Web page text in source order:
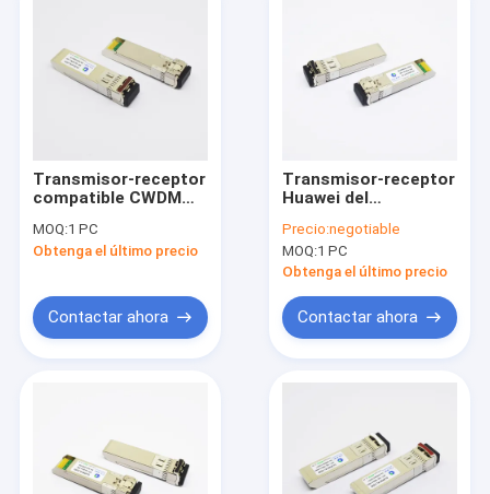
Sobre nosotros
Transmisor-receptor
compatible CWDM
fibra de MikroTik 10G
SFP+
MOQ:1 PC
Obtenga el último precio
Contactar ahora
Transmisor-receptor
Huawei del
de la fibra de MMF
850nm los 300m 10G
SFP+ compatible
Precio:negotiable
MOQ:1 PC
Obtenga el último precio
Contactar ahora